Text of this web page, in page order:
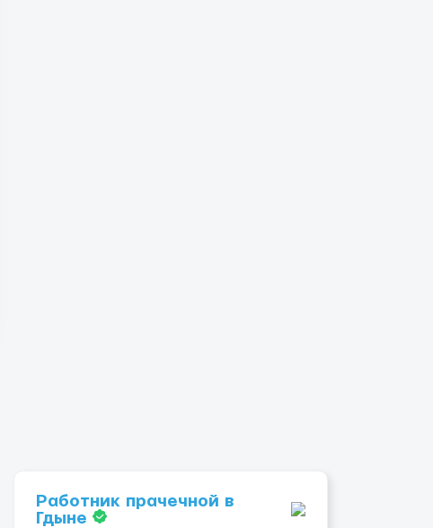
Работник прачечной в
Гдыне